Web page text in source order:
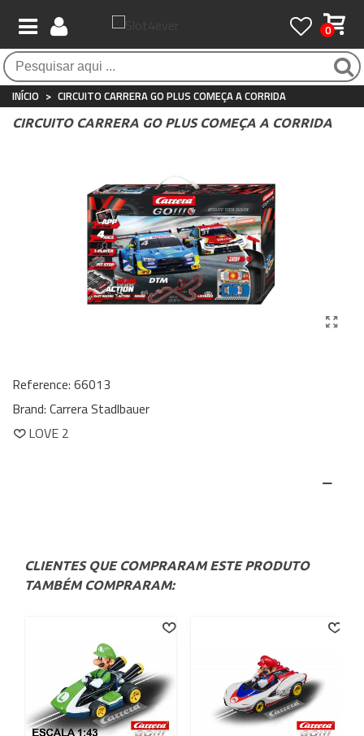
0
Atendimento ao Cliente
Whatsapp+34 697 854 500
Frete grátis / 24 horas
Para compras acima de €90
Pagamento 100% seguro
Compras seguras com SSL o tempo todo
INÍCIO > CIRCUITO CARRERA GO PLUS COMEÇA A CORRIDA
CIRCUITO CARRERA GO PLUS COMEÇA A CORRIDA
Reference: 66013
Brand: Carrera Stadlbauer
LOVE 2
CLIENTES QUE COMPRARAM ESTE PRODUTO
TAMBÉM COMPRARAM: